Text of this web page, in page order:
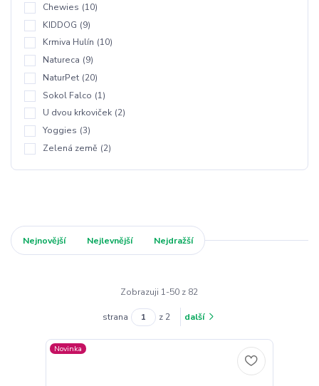
Chewies (10)
KIDDOG (9)
Krmiva Hulín (10)
Natureca (9)
NaturPet (20)
Sokol Falco (1)
U dvou krkoviček (2)
Yoggies (3)
Zelená země (2)
Nejnovější Nejlevnější Nejdražší
Zobrazuji 1-50 z 82
strana z 2 další
Novinka